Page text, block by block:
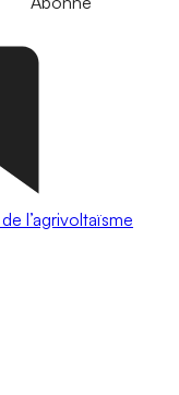
l’agrivoltaïsme